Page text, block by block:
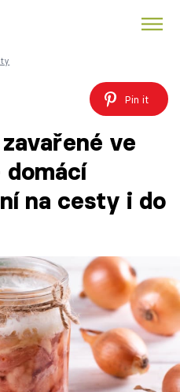
Pin it
ve
na cesty i do